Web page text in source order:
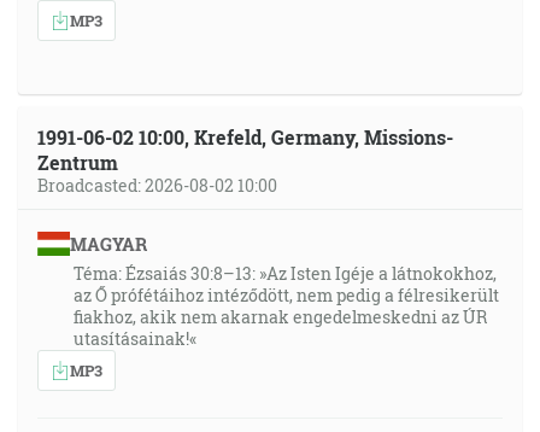
Hospodina, ktorý ťa učinil, ktorý roztiahol nebesia a
založil zem, a vždycky sa strachuješ, každý deň,
hubiť? Ale kdeže je prchlivosť toho, ktorý sužuje? [Iz
51:12-13]
38:28
pravotí za svoj ľud: Hľa beriem z tvojej ruky pohár
závratu, kalich, pohár svojej prchlivosti; nebudeš ho
viacej piť. [Iz 51:22]
38:58
Zohnutý zajatý bude rýchle rozpútaný a nezomrie súc
MP3
1991-06-02 10:00, Krefeld, Germany, Missions-
Zentrum
Broadcasted: 2026-08-02 10:00
MAGYAR
Téma: Ézsaiás 30:8–13: »Az Isten Igéje a látnokokhoz,
az Ő prófétáihoz intéződött, nem pedig a félresikerült
fiakhoz, akik nem akarnak engedelmeskedni az ÚR
utasításainak!«
MP3